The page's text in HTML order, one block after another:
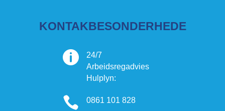
KONTAKBESONDERHEDE

24/7
Arbeidsregadvies
Hulplyn:
 0861 101 828